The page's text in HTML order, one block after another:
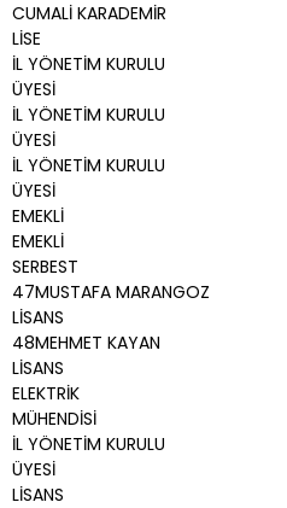
CUMALİ KARADEMİR
LİSE
İL YÖNETİM KURULU
ÜYESİ
İL YÖNETİM KURULU
ÜYESİ
İL YÖNETİM KURULU
ÜYESİ
EMEKLİ
EMEKLİ
SERBEST
47MUSTAFA MARANGOZ
LİSANS
48MEHMET KAYAN
LİSANS
ELEKTRİK
MÜHENDİSİ
İL YÖNETİM KURULU
ÜYESİ
LİSANS